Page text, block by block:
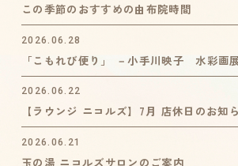
この季節のおすすめの由布院時間
2026.06.28
「こもれび便り」 －小手川映子 水彩画
2026.06.22
【ラウンジ ニコルズ】7月 店休日のお知ら
2026.06.21
玉の湯 ニコルズサロンのご案内